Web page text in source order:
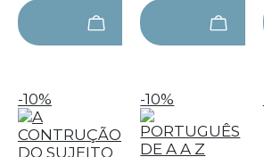
-10% -10%